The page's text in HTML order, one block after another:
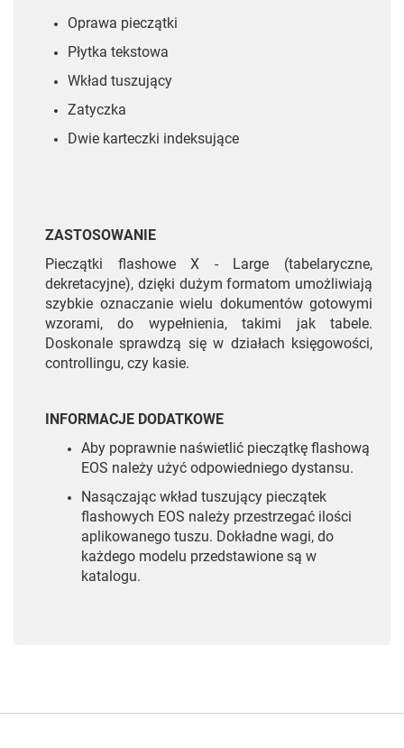
Oprawa pieczątki
Płytka tekstowa
Wkład tuszujący
Zatyczka
Dwie karteczki indeksujące
ZASTOSOWANIE
Pieczątki flashowe X - Large (tabelaryczne,
dekretacyjne), dzięki dużym formatom umożliwiają
szybkie oznaczanie wielu dokumentów gotowymi
wzorami, do wypełnienia, takimi jak tabele.
Doskonale sprawdzą się w działach księgowości,
controllingu, czy kasie.
INFORMACJE DODATKOWE
Aby poprawnie naświetlić pieczątkę flashową
EOS należy użyć odpowiedniego dystansu.
Nasączając wkład tuszujący pieczątek
flashowych EOS należy przestrzegać ilości
aplikowanego tuszu. Dokładne wagi, do
każdego modelu przedstawione są w
katalogu.